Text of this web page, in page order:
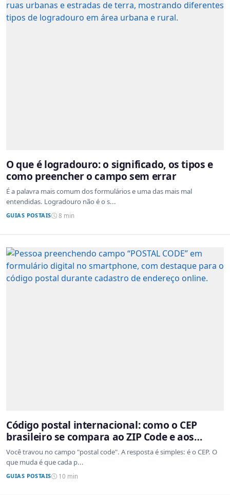
O que é logradouro: o significado, os tipos e
como preencher o campo sem errar
É a palavra mais comum dos formulários e uma das mais mal
entendidas. Logradouro não é o s...
GUIAS POSTAIS 8 min
Código postal internacional: como o CEP
brasileiro se compara ao ZIP Code e aos
sistemas de outros países
Você travou no campo "postal code". A resposta é simples: é o CEP. O
que muda é que cada p...
GUIAS POSTAIS 10 min